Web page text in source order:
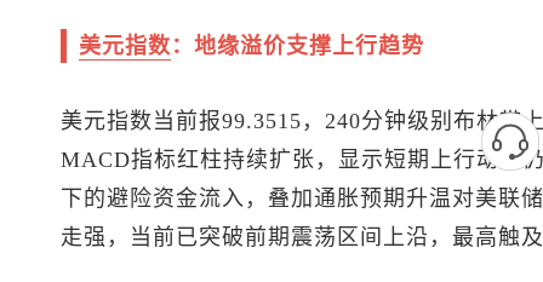
美元指数 ：地缘溢价支撑上行趋势
美元指数 当前报99.3515，240分钟级别布林带
MACD指标红柱持续扩张，显示短期上行动能
下的避险资金流入，叠加通胀预期升温对美联
走强，当前已突破前期震荡区间上沿，最高触